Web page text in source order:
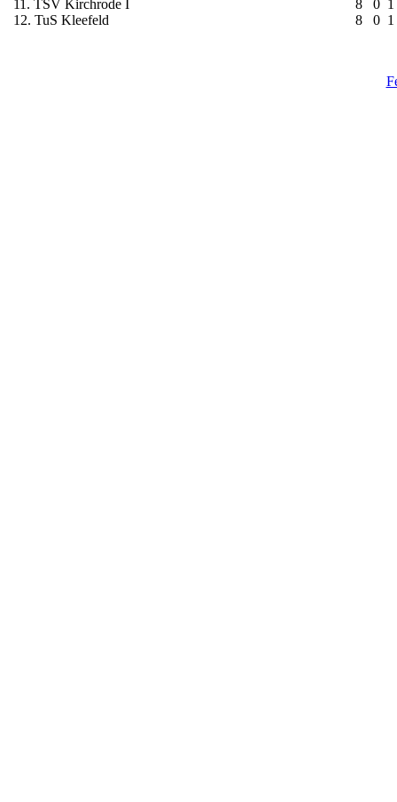
11. TSV Kirchrode I 8 0 1
12. TuS Kleefeld
8 0 1